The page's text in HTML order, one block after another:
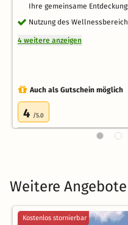
Ihre gemeinsame
Nutzung des
4 weitere anzeigen
Auch als Gutschein möglich
4 /5.0
Weitere
Kostenlos stornierbar